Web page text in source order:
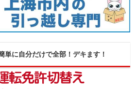
単に自分だけで全部！デキます！